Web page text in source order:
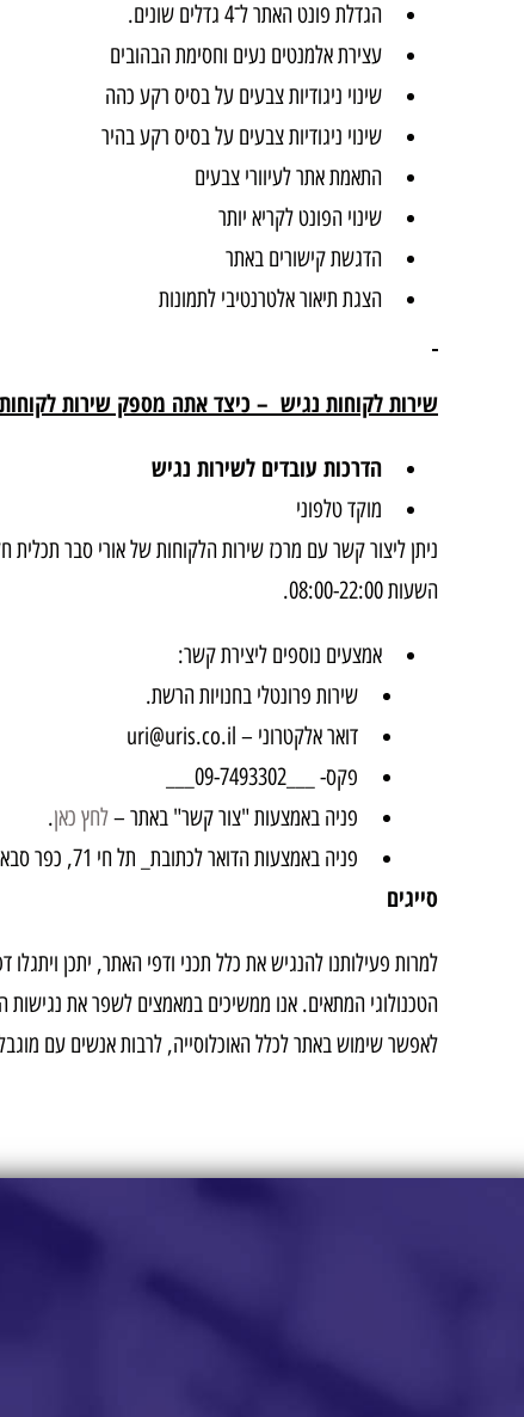
הגדלת פונט האתר ל־4 גדלים שונים.
עצירת אלמנטים נעים וחסימת הבהובים
שינוי ניגודיות צבעים על בסיס רקע כהה
שינוי ניגודיות צבעים על בסיס רקע בהיר
התאמת אתר לעיוורי צבעים
שינוי הפונט לקריא יותר
הדגשת קישורים באתר
הצגת תיאור אלטרנטיבי לתמונות
שירות לקוחות נגיש – כיצד אתה מספק שירות
הדרכות עובדים לשירות נגיש
מוקד טלפוני
השעות 08:00-22:00.
אמצעים נוספים ליצירת קשר:
שירות פרונטלי בחנויות הרשת.
דואר אלקטרוני – uri@uris.co.il
פקס- ___09-7493302___
פניה באמצעות "צור קשר" באתר –לחץ כאן.
פניה באמצעות הדואר לכתובת_ תל חי 71, כפר סבא.
סייגים
למרות פעילותנו להנגיש את כלל תכני ודפי האתר, יתכן
הטכנולוגי המתאים. אנו ממשיכים במאמצים לשפר את נגישות
לאפשר שימוש באתר לכלל האוכלוסייה, לרבות אנשים עם